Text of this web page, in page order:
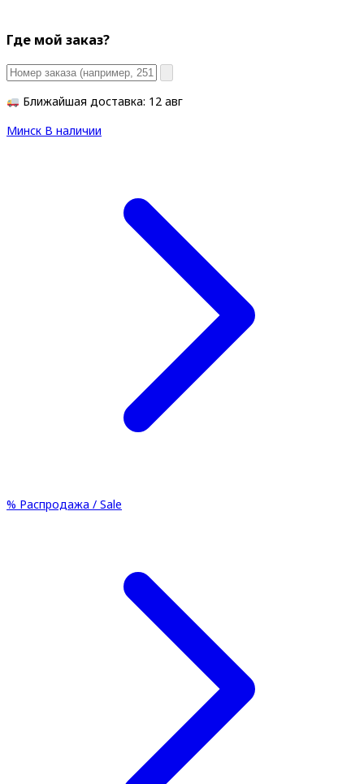
Где мой заказ?
Ближайшая доставка: 12 авг
Минск В наличии
% Распродажа / Sale